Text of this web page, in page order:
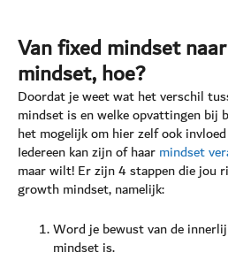
Van fixed mindset
mindset, hoe?
Doordat je weet wat het verschil
mindset is en welke opvattingen bij
het mogelijk om hier zelf ook
Iedereen kan zijn of haarmindset
maar wilt! Er zijn 4 stappen die jou
growth mindset, namelijk:
Word je bewust van de
mindset is.